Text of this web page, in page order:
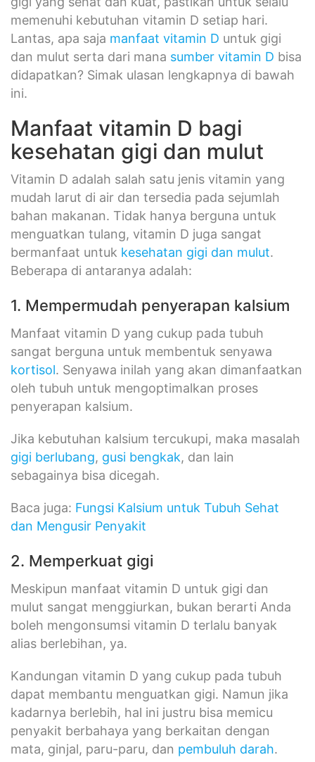
memenuhi kebutuhan vitamin D setiap hari.
Lantas, apa saja manfaat vitamin D untuk gigi
dan mulut serta dari mana sumber vitamin D bisa
didapatkan? Simak ulasan lengkapnya di bawah
ini.
Manfaat vitamin D bagi
kesehatan gigi dan mulut
Vitamin D adalah salah satu jenis vitamin yang
mudah larut di air dan tersedia pada sejumlah
bahan makanan. Tidak hanya berguna untuk
menguatkan tulang, vitamin D juga sangat
bermanfaat untuk kesehatan gigi dan mulut.
Beberapa di antaranya adalah:
1. Mempermudah penyerapan kalsium
Manfaat vitamin D yang cukup pada tubuh
sangat berguna untuk membentuk senyawa
kortisol. Senyawa inilah yang akan dimanfaatkan
oleh tubuh untuk mengoptimalkan proses
penyerapan kalsium.
Jika kebutuhan kalsium tercukupi, maka masalah
gigi berlubang, gusi bengkak, dan lain
sebagainya bisa dicegah.
Baca juga: Fungsi Kalsium untuk Tubuh Sehat
dan Mengusir Penyakit
2. Memperkuat gigi
Meskipun manfaat vitamin D untuk gigi dan
mulut sangat menggiurkan, bukan berarti Anda
boleh mengonsumsi vitamin D terlalu banyak
alias berlebihan, ya.
Kandungan vitamin D yang cukup pada tubuh
dapat membantu menguatkan gigi. Namun jika
kadarnya berlebih, hal ini justru bisa memicu
penyakit berbahaya yang berkaitan dengan
mata, ginjal, paru-paru, dan pembuluh darah.